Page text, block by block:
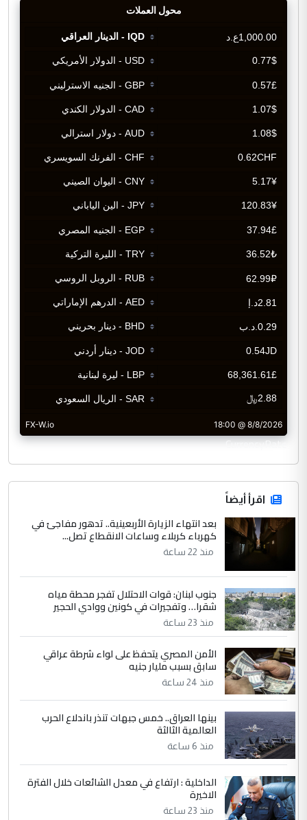
CurrencyRate
اقرأ أيضاً
بعد انتهاء الزيارة الأربعينية.. تدهور مفاجئ في
كهرباء كربلاء وساعات الانقطاع تصل...
منذ 22 ساعة
جنوب لبنان: قوات الاحتلال تفجر محطة مياه
شقرا… وتفجيرات في كونين ووادي الحجير
منذ 23 ساعة
الأمن المصري يتحفظ على لواء شرطة عراقي
سابق بسبب مليار جنيه
منذ 24 ساعة
بينها العراق.. خمس جبهات تنذر باندلاع الحرب
العالمية الثالثة
منذ 6 ساعة
الداخلية : ارتفاع في معدل الشائعات خلال الفترة
الاخيرة
منذ 23 ساعة